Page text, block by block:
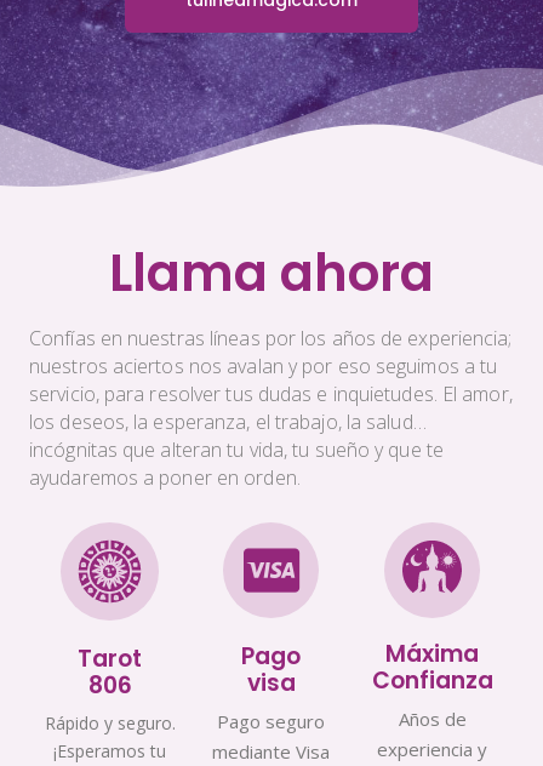
Llama ahora
Confías en nuestras líneas por los años de experiencia;
nuestros aciertos nos avalan y por eso seguimos a tu
servicio, para resolver tus dudas e inquietudes. El amor,
los deseos, la esperanza, el trabajo, la salud…
incógnitas que alteran tu vida, tu sueño y que te
ayudaremos a poner en orden.
Tarot
806
Rápido y seguro.
¡Esperamos tu
Pago
visa
Pago seguro
mediante Visa
Máxima
Confianza
Años de
experiencia y